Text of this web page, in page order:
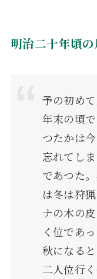
明治二十年頃
予の初め
年末の頃
つたかは
忘れてし
であつた
は冬は狩
ナの木の
く位であっ
秋になる
二人位行